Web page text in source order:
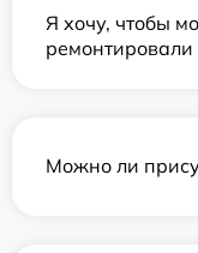
Я хочу, чтобы
Можно ли